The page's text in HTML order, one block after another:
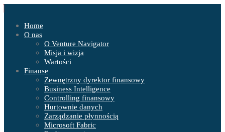
Home
O nas
O Venture Navigator
Misja i wizja
Wartości
Finanse
Zewnętrzny dyrektor finansowy
Business Intelligence
Controlling finansowy
Hurtownie danych
Zarządzanie płynnością
Microsoft Fabric